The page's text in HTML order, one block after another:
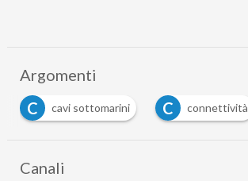
Argomenti
C
cavi sottomarini C connettività
Canali